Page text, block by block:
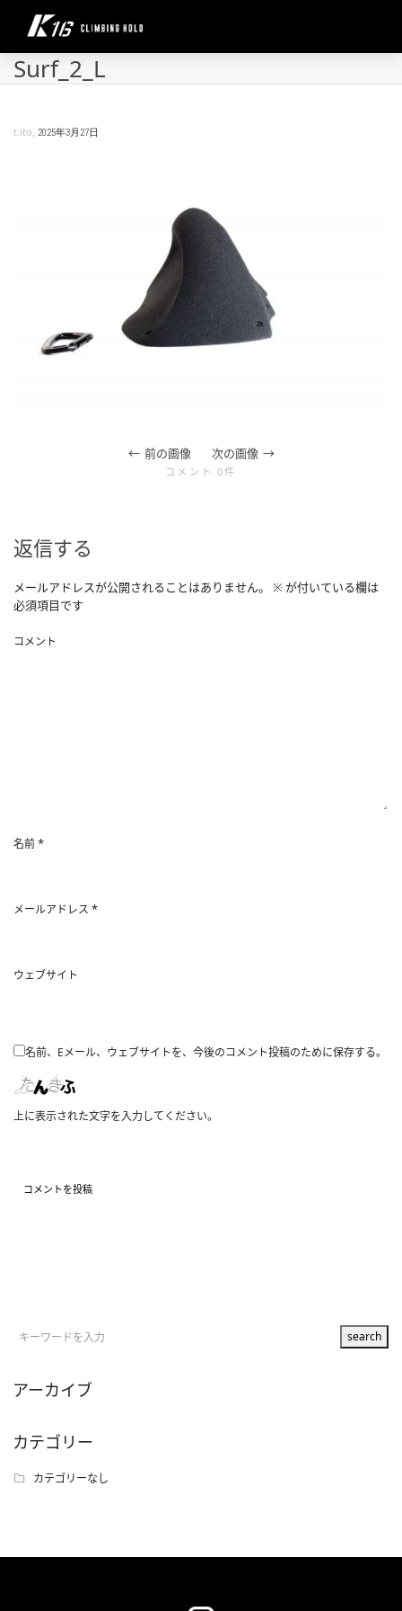
Surf_2_L
t.ito, 2025年3月27日
前の画像 次の画像
コメント 0件
返信する
メールアドレスが公開されることはありません。 ※ が付いている欄は
必須項目です
コメント
名前*
メールアドレス *
ウェブサイト
名前、Eメール、ウェブサイトを、今後のコメント投稿のために保存する。
上に表示された文字を入力してください。
アーカイブ
カテゴリー
カテゴリーなし